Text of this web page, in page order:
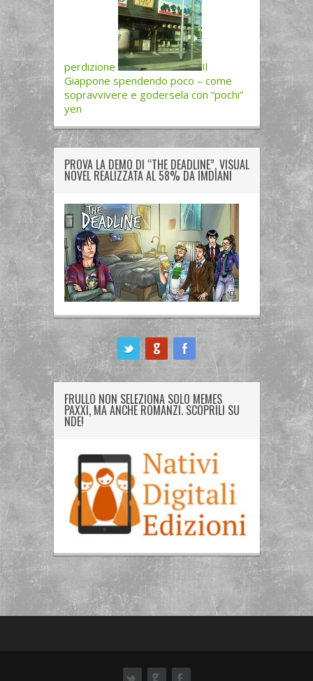
perdizione
Il
Giappone spendendo poco – come
sopravvivere e godersela con “pochi”
yen
PROVA LA DEMO DI “THE DEADLINE”, VISUAL
NOVEL REALIZZATA AL 58% DA IMDIANI
FRULLO NON SELEZIONA SOLO MEMES
PAXXI, MA ANCHE ROMANZI. SCOPRILI SU
NDE!